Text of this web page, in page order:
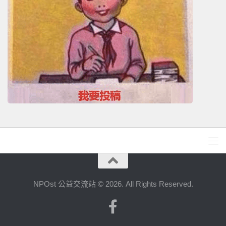
NPOst 公益交流站 © 2026. All Rights Reserved.